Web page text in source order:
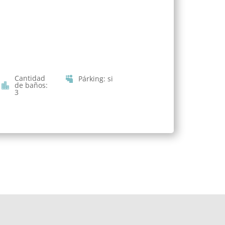
Cantidad
de baños:
3
Párking:si